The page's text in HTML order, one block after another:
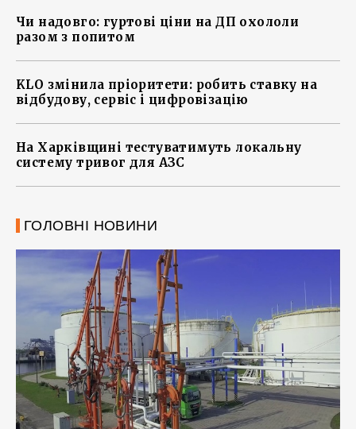
Чи надовго: гуртові ціни на ДП охололи
разом з попитом
KLO змінила пріоритети: робить ставку на
відбудову, сервіс і цифровізацію
На Харківщині тестуватимуть локальну
систему тривог для АЗС
ГОЛОВНІ НОВИНИ